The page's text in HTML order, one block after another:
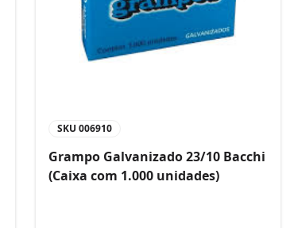
SKU 006910
Grampo Galvanizado 23/10 Bacchi
(Caixa com 1.000 unidades)